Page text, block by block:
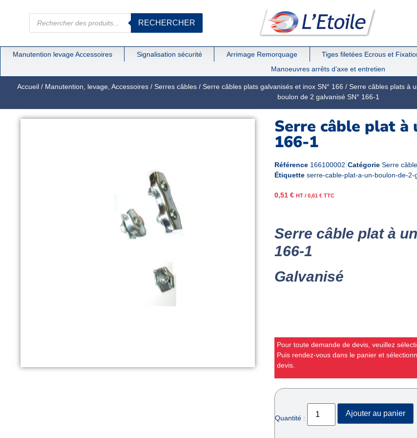
RECHERCHER
Manutention levage Accessoires Signalisation sécurité Arrimage Remorquage Tiges filetées Ecrous et
Manoeuvres arrêts d’axe et entretien
Accueil / Manutention, levage, Accessoires / Serres câbles / Serre câbles plats galvanisés et inox SN° 166 / Serre câbles plats à
boulon de 2 galvanisé SN° 166-1
Serre câble plat à
166-1
Référence 166100002 Catégorie Serre
Étiquette serre-cable-plat-a-un-boulon-de-2-
0,51 € HT / 0,61 € TTC
Serre câble plat à
166-1
Galvanisé
Pour toute demande de devis, veuillez
Puis rendez-vous dans le panier et
devis.
Quantité :
Ajouter au panier